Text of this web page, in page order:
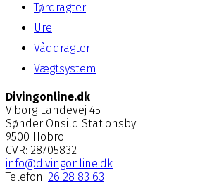
Tørdragter
Ure
Våddragter
Vægtsystem
Divingonline.dk
Viborg Landevej 45
Sønder Onsild Stationsby
9500 Hobro
CVR: 28705832
info@divingonline.dk
Telefon: 26 28 83 63